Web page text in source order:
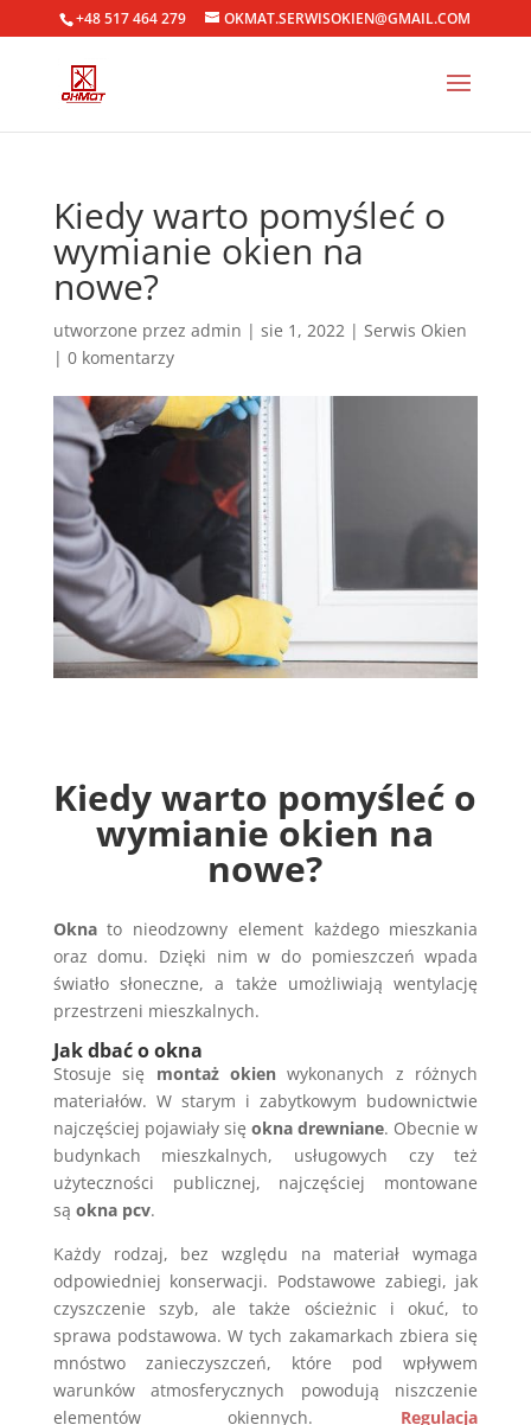
+48 517 464 279 OKMAT.SERWISOKIEN@GMAIL.COM
Kiedy warto pomyśleć o
wymianie okien na
nowe?
utworzone przez admin | sie 1, 2022| Serwis Okien
| 0 komentarzy
Kiedy warto pomyśleć o
wymianie okien na
nowe?
Okna to nieodzowny element każdego mieszkania
oraz domu. Dzięki nim w do pomieszczeń wpada
światło słoneczne, a także umożliwiają wentylację
przestrzeni mieszkalnych.
Jak dbać o okna
Stosuje się montaż okien wykonanych z różnych
materiałów. W starym i zabytkowym budownictwie
najczęściej pojawiały się okna drewniane. Obecnie w
budynkach mieszkalnych, usługowych czy też
użyteczności publicznej, najczęściej montowane
są okna pcv.
Każdy rodzaj, bez względu na materiał wymaga
odpowiedniej konserwacji. Podstawowe zabiegi, jak
czyszczenie szyb, ale także ościeżnic i okuć, to
sprawa podstawowa. W tych zakamarkach zbiera się
mnóstwo zanieczyszczeń, które pod wpływem
warunków atmosferycznych powodują niszczenie
elementów okiennych.
Regulacja